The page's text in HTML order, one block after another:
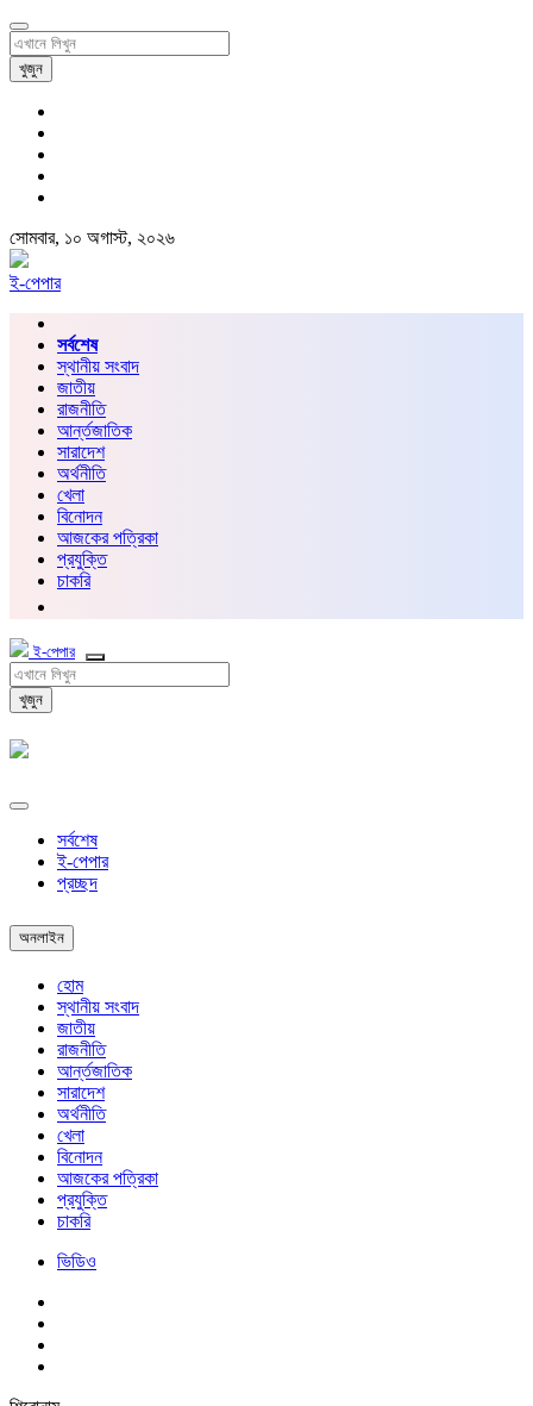
খুজুন
সোমবার, ১০ অগাস্ট, ২০২৬
ই-পেপার
সর্বশেষ
স্থানীয় সংবাদ
জাতীয়
রাজনীতি
আর্ন্তজাতিক
সারাদেশ
অর্থনীতি
খেলা
বিনোদন
আজকের পত্রিকা
প্রযুক্তি
চাকরি
ই-পেপার
খুজুন
সর্বশেষ
ই-পেপার
প্রচ্ছদ
অনলাইন
হোম
স্থানীয় সংবাদ
জাতীয়
রাজনীতি
আর্ন্তজাতিক
সারাদেশ
অর্থনীতি
খেলা
বিনোদন
আজকের পত্রিকা
প্রযুক্তি
চাকরি
ভিডিও